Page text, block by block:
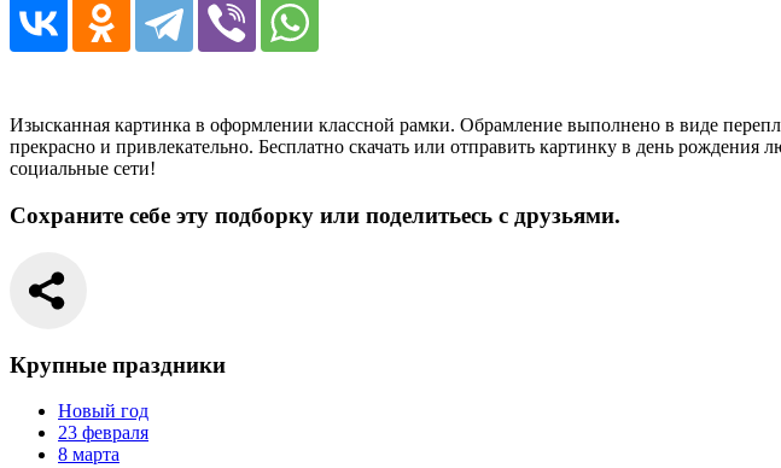
Изысканная картинка в оформлении классной рамки. Обрамление выполнено в виде
прекрасно и привлекательно. Бесплатно скачать или отправить картинку в день
социальные сети!
Сохраните себе эту подборку или поделитьесь с друзьями.
Крупные праздники
Новый год
23 февраля
8 марта